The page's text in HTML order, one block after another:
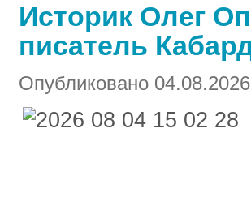
Историк Олег
писатель
Опубликовано